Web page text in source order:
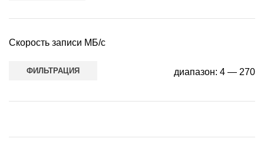
Скорость записи МБ/с
ФИЛЬТРАЦИЯ диапазон: 4 — 270